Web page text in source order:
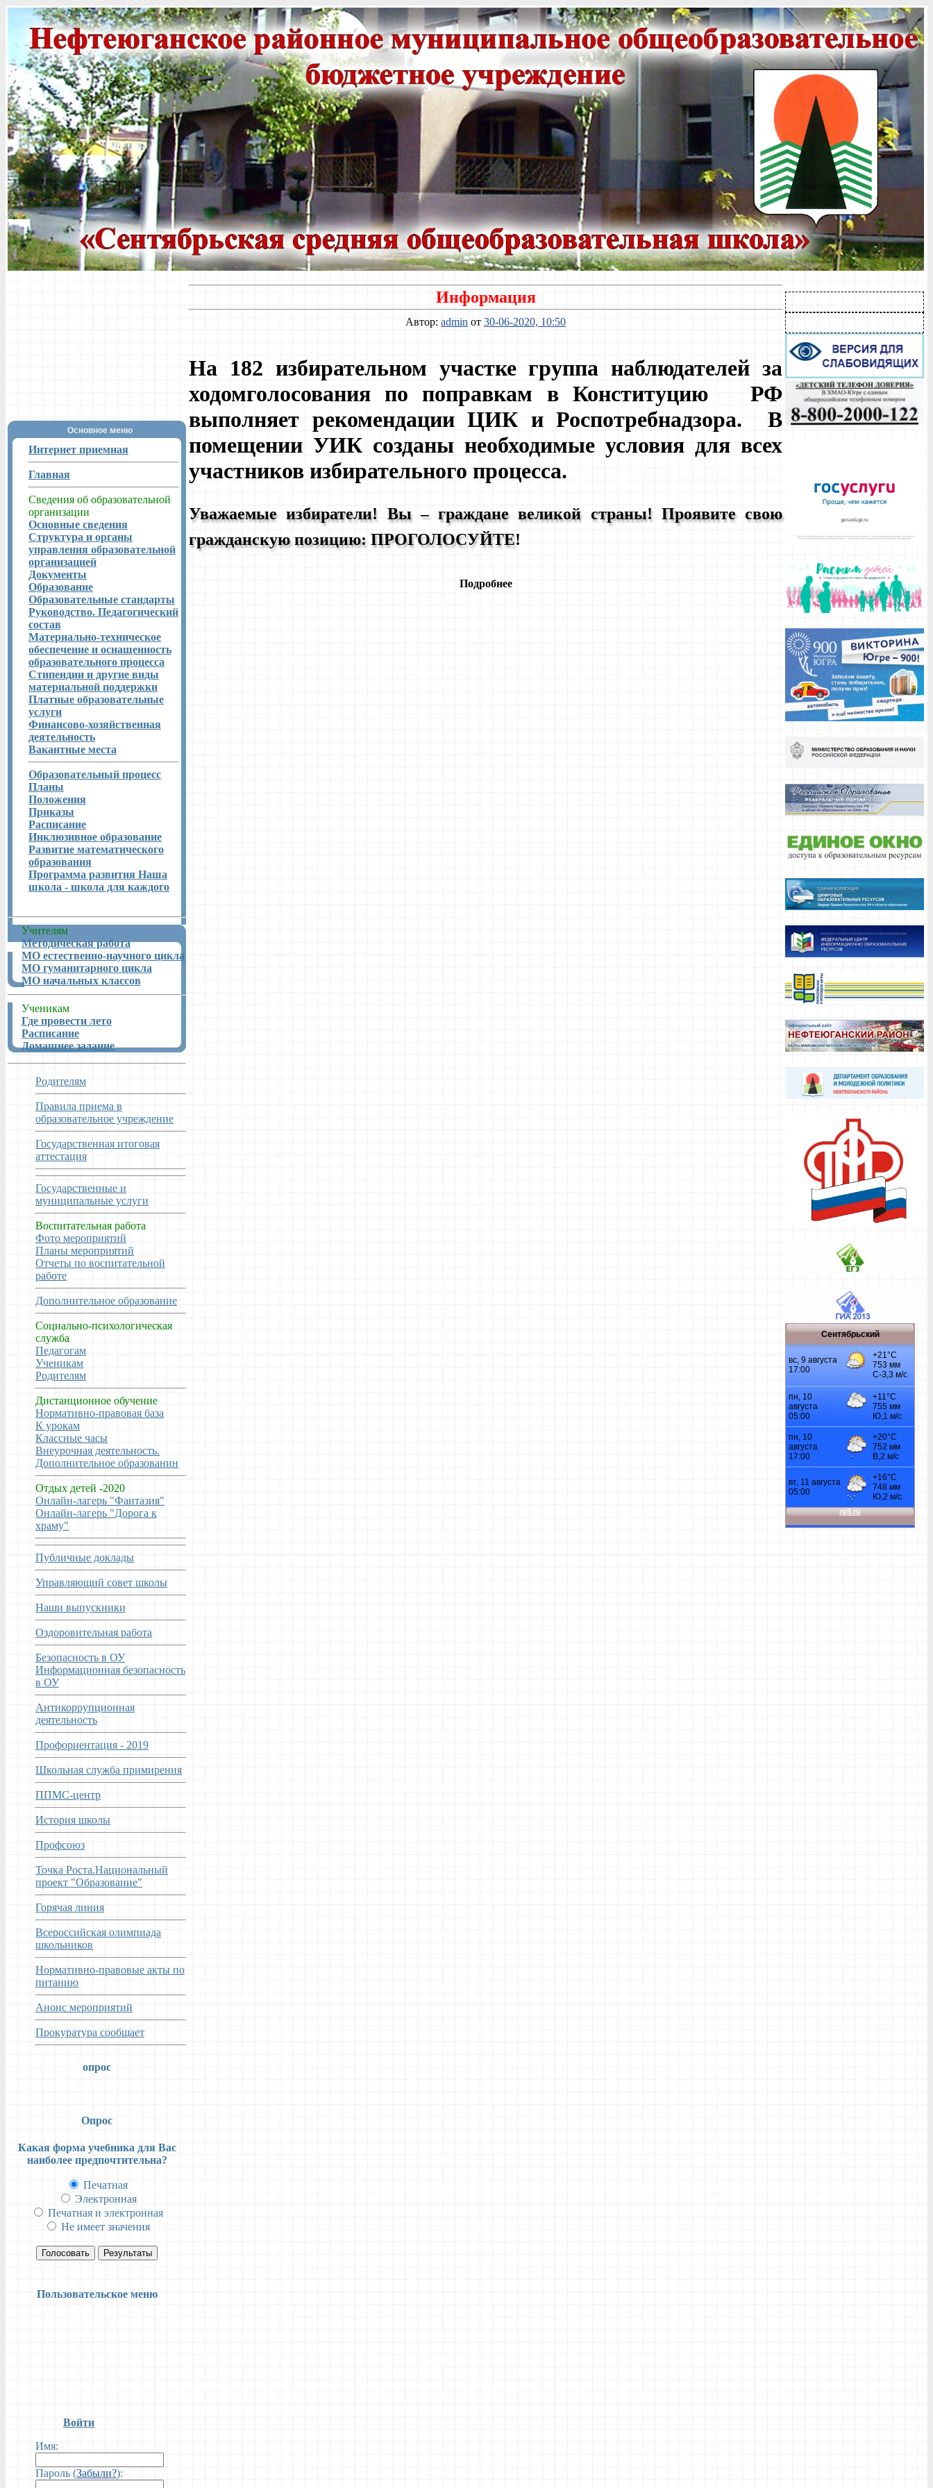
Основное меню
Интернет приемная
Главная
Сведения об образовательной
организации
Основные сведения
Структура и органы
управления образовательной
организацией
Документы
Образование
Образовательные стандарты
Руководство. Педагогический
состав
Материально-техническое
обеспечение и оснащенность
образовательного процесса
Стипендии и другие виды
материальной поддержки
Платные образовательные
услуги
Финансово-хозяйственная
деятельность
Вакантные места
Образовательный процесс
Планы
Положения
Приказы
Расписание
Инклюзивное образование
Развитие математического
образования
Программа развития Наша
школа - школа для каждого
Учителям
Методическая работа
МО естественно-научного цикла
МО гуманитарного цикла
МО начальных классов
Ученикам
Где провести лето
Расписание
Домашнее задание
Родителям
Правила приема в
образовательное учреждение
Государственная итоговая
аттестация
Государственные и
муниципальные услуги
Воспитательная работа
Фото мероприятий
Планы мероприятий
Отчеты по воспитательной
работе
Дополнительное образование
Социально-психологическая
служба
Педагогам
Ученикам
Родителям
Дистанционное обучение
Нормативно-правовая база
К урокам
Классные часы
Внеурочная деятельность.
Дополнительное образованин
Отдых детей -2020
Онлайн-лагерь "Фантазия"
Онлайн-лагерь "Дорога к
храму"
Публичные доклады
Управляющий совет школы
Наши выпускники
Оздоровительная работа
Безопасность в ОУ
Информационная безопасность
в ОУ
Антикоррупционная
деятельность
Профориентация - 2019
Школьная служба примирения
ППМС-центр
История школы
Профсоюз
Точка Роста.Национальный
проект "Образование"
Горячая линия
Всероссийская олимпиада
школьников
Нормативно-правовые акты по
питанию
Анонс мероприятий
Прокуратура сообщает
опрос
Опрос
Какая форма учебника для Вас
наиболее предпочтительна?
Печатная
Электронная
Печатная и электронная
Не имеет значения
Голосовать Результаты
Пользовательское меню
Войти
Имя:
Пароль (Забыли?):
Информация
Автор: admin от 30-06-2020, 10:50
На 182 избирательном участке группа наблюдателей за
ходомголосования по поправкам в Конституцию
РФ
выполняет рекомендации ЦИК и Роспотребнадзора. В
помещении УИК созданы необходимые условия для всех
участников избирательного процесса.
Уважаемые избиратели! Вы – граждане великой страны! Проявите свою
гражданскую позицию: ПРОГОЛОСУЙТЕ!
Подробнее
Сентябрьский